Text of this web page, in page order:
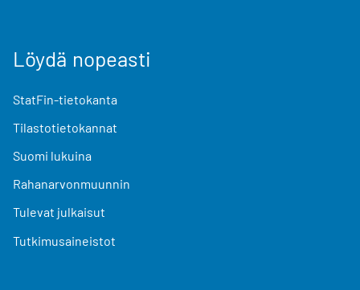
Löydä nopeasti
StatFin-tietokanta
Tilastotietokannat
Suomi lukuina
Rahanarvonmuunnin
Tulevat julkaisut
Tutkimusaineistot